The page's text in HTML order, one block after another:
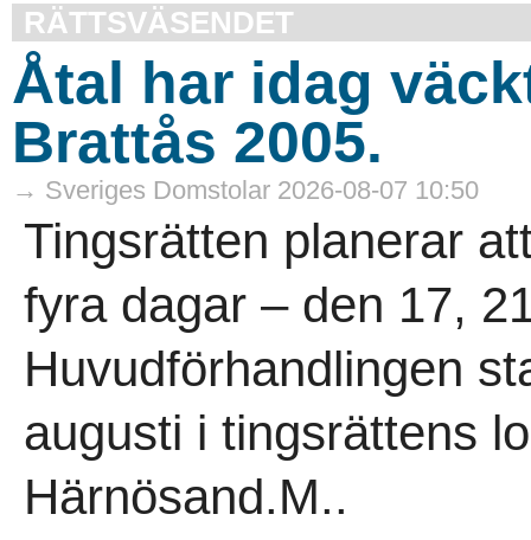
RÄTTSVÄSENDET
Åtal har idag
Brattås 2005.
→ Sveriges Domstolar 2026-08-07 10:50
Tingsrätten planerar
fyra dagar – den 17,
Huvudförhandlingen
augusti i tingsrättens
Härnösand.M..